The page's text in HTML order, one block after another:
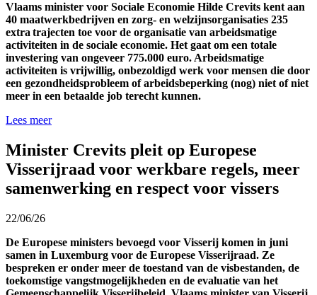
Vlaams minister voor Sociale Economie Hilde Crevits kent aan
40 maatwerkbedrijven en zorg- en welzijnsorganisaties 235
extra trajecten toe voor de organisatie van arbeidsmatige
activiteiten in de sociale economie. Het gaat om een totale
investering van ongeveer 775.000 euro. Arbeidsmatige
activiteiten is vrijwillig, onbezoldigd werk voor mensen die door
een gezondheidsprobleem of arbeidsbeperking (nog) niet of niet
meer in een betaalde job terecht kunnen.
Lees meer
Minister Crevits pleit op Europese
Visserijraad voor werkbare regels, meer
samenwerking en respect voor vissers
22/06/26
De Europese ministers bevoegd voor Visserij komen in juni
samen in Luxemburg voor de Europese Visserijraad. Ze
bespreken er onder meer de toestand van de visbestanden, de
toekomstige vangstmogelijkheden en de evaluatie van het